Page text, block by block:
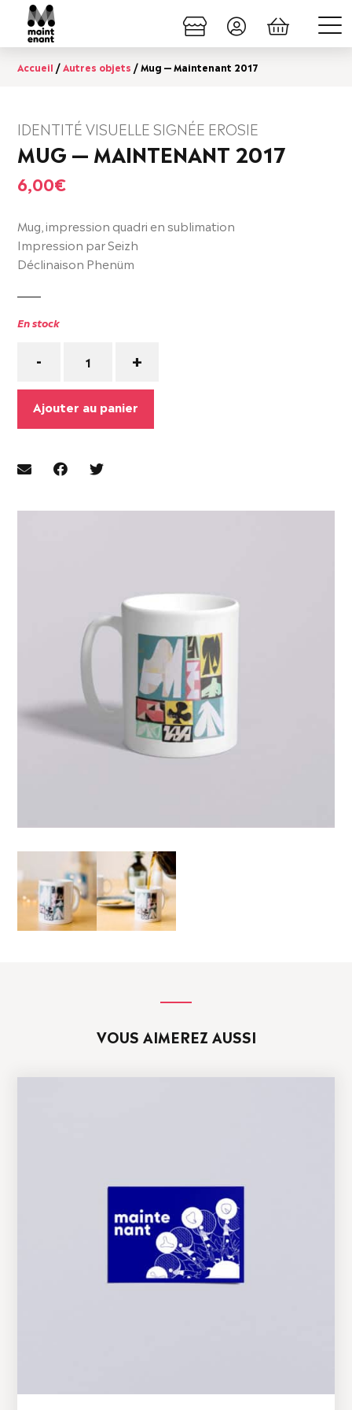
Accueil /Autres objets / Mug — Maintenant 2017
IDENTITÉ VISUELLE SIGNÉE EROSIE
MUG — MAINTENANT 2017
6,00€
Mug, impression quadri en sublimation
Impression par Seizh
Déclinaison Phenüm
En stock
- +
Ajouter au panier
VOUS AIMEREZ AUSSI